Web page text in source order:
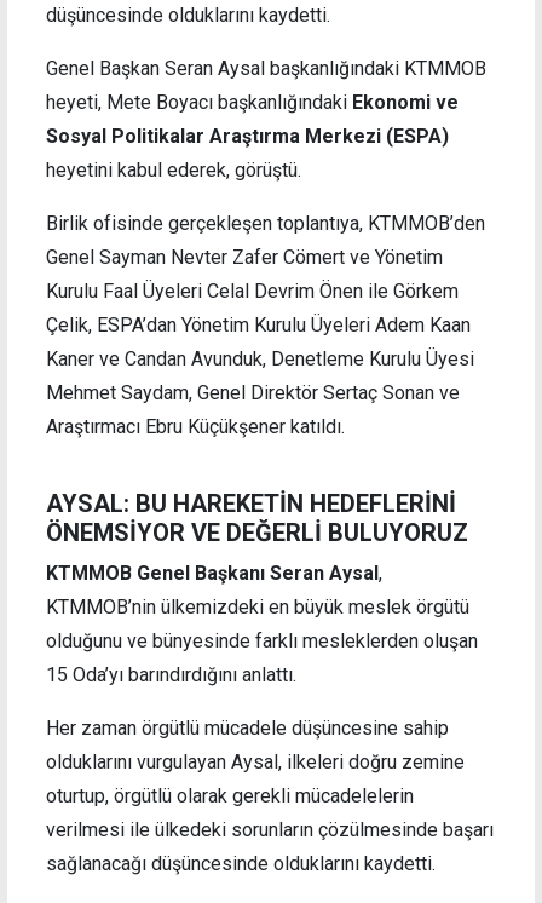
düşüncesinde olduklarını kaydetti.
Genel Başkan Seran Aysal başkanlığındaki KTMMOB
heyeti, Mete Boyacı başkanlığındaki Ekonomi ve
Sosyal Politikalar Araştırma Merkezi (ESPA)
heyetini kabul ederek, görüştü.
Birlik ofisinde gerçekleşen toplantıya, KTMMOB’den
Genel Sayman Nevter Zafer Cömert ve Yönetim
Kurulu Faal Üyeleri Celal Devrim Önen ile Görkem
Çelik, ESPA’dan Yönetim Kurulu Üyeleri Adem Kaan
Kaner ve Candan Avunduk, Denetleme Kurulu Üyesi
Mehmet Saydam, Genel Direktör Sertaç Sonan ve
Araştırmacı Ebru Küçükşener katıldı.
AYSAL: BU HAREKETİN HEDEFLERİNİ
ÖNEMSİYOR VE DEĞERLİ BULUYORUZ
KTMMOB Genel Başkanı Seran Aysal,
KTMMOB’nin ülkemizdeki en büyük meslek örgütü
olduğunu ve bünyesinde farklı mesleklerden oluşan
15 Oda’yı barındırdığını anlattı.
Her zaman örgütlü mücadele düşüncesine sahip
olduklarını vurgulayan Aysal, ilkeleri doğru zemine
oturtup, örgütlü olarak gerekli mücadelelerin
verilmesi ile ülkedeki sorunların çözülmesinde başarı
sağlanacağı düşüncesinde olduklarını kaydetti.